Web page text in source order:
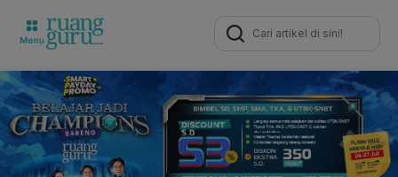
Search
for: